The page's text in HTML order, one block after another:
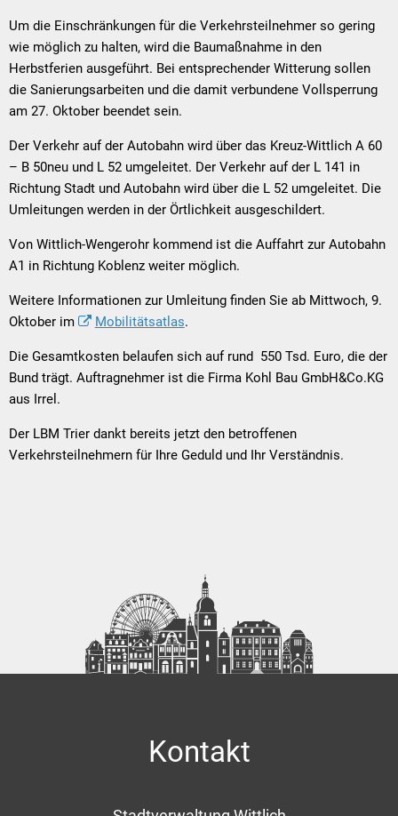
Um die Einschränkungen für die Verkehrsteilnehmer so gering
wie möglich zu halten, wird die Baumaßnahme in den
Herbstferien ausgeführt. Bei entsprechender Witterung sollen
die Sanierungsarbeiten und die damit verbundene Vollsperrung
am 27. Oktober beendet sein.
Der Verkehr auf der Autobahn wird über das Kreuz-Wittlich A 60
– B 50neu und L 52 umgeleitet. Der Verkehr auf der L 141 in
Richtung Stadt und Autobahn wird über die L 52 umgeleitet. Die
Umleitungen werden in der Örtlichkeit ausgeschildert.
Von Wittlich-Wengerohr kommend ist die Auffahrt zur Autobahn
A1 in Richtung Koblenz weiter möglich.
Weitere Informationen zur Umleitung finden Sie ab Mittwoch, 9.
Oktober im
Mobilitätsatlas.
Die Gesamtkosten belaufen sich auf rund 550 Tsd. Euro, die der
Bund trägt. Auftragnehmer ist die Firma Kohl Bau GmbH&Co.KG
aus Irrel.
Der LBM Trier dankt bereits jetzt den betroffenen
Verkehrsteilnehmern für Ihre Geduld und Ihr Verständnis.
Kontakt